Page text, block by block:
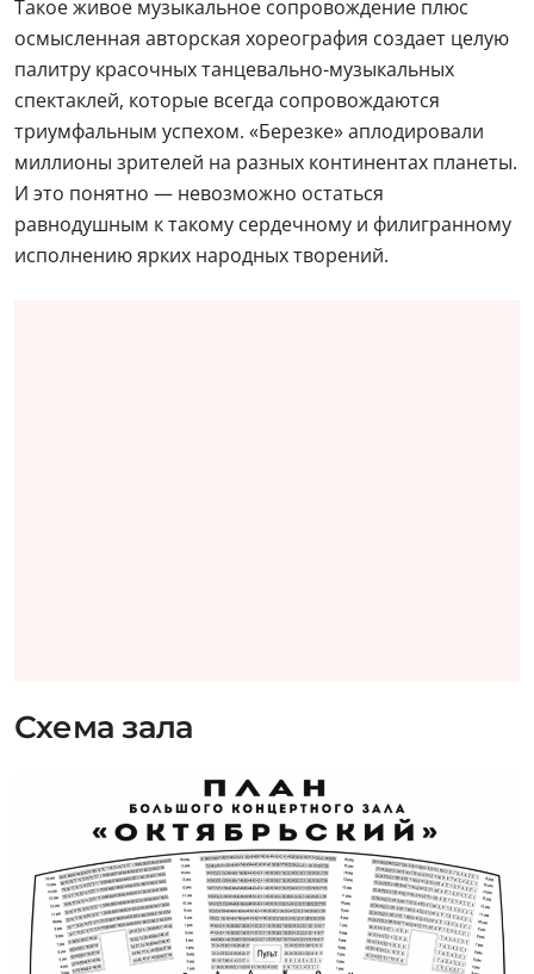
Такое живое музыкальное сопровождение плюс
осмысленная авторская хореография создает целую
палитру красочных танцевально-музыкальных
спектаклей, которые всегда сопровождаются
триумфальным успехом. «Березке» аплодировали
миллионы зрителей на разных континентах планеты.
И это понятно — невозможно остаться
равнодушным к такому сердечному и филигранному
исполнению ярких народных творений.
Схема зала